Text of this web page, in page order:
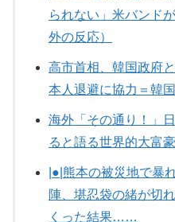
られない」米バンド
外の反応）
高市首相、韓国政府
本人退避に協力＝韓
海外「その通り！」
ると語る世界的大富
|●|熊本の被災地で暴
陣、堪忍袋の緒が切
くった結果……